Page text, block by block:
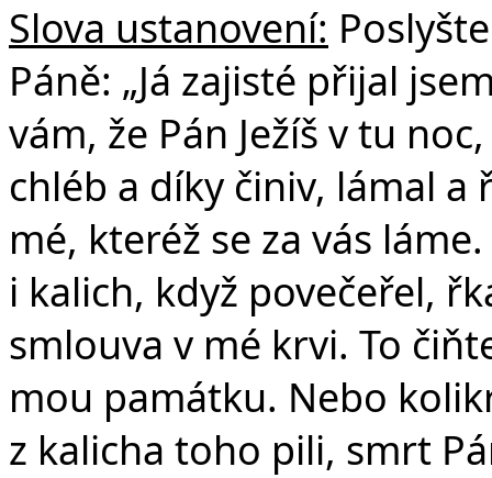
Slova ustanovení:
Páně: „Já zajisté přijal
vám, že Pán Ježíš v tu
chléb a díky činiv, lámal a
mé, kteréž se za vás
i kalich, když povečeřel,
smlouva v mé krvi. To
mou památku. Nebo
z kalicha toho pili, smrt